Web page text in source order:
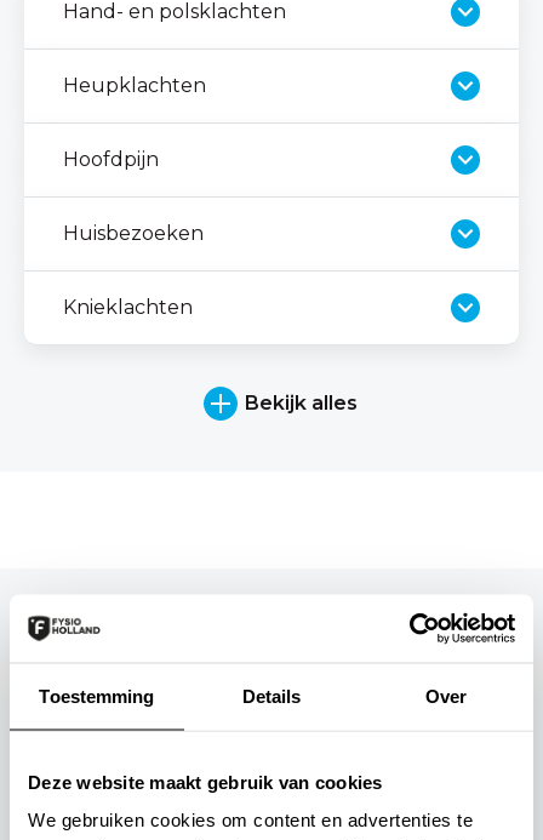
Toestemming Details Over
Deze website maakt gebruik van cookies
We gebruiken cookies om content en advertenties te
Hand- en polsklachten
Heupklachten
Hoofdpijn
Huisbezoeken
Knieklachten
Bekijk alles
Maak kennis met onze
fysiotherapeuten bij: